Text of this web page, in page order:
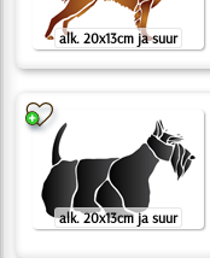
alk. 20x13cm ja suur
alk. 20x13cm ja suur